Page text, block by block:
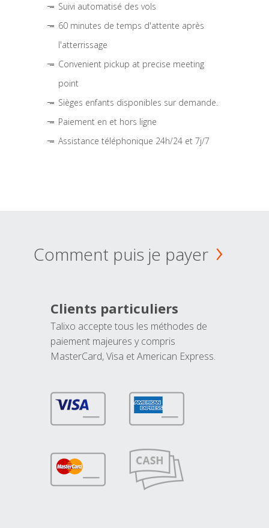
Suivi automatisé des vols
60 minutes de temps d'attente après
l'atterrissage
Convenient pickup at precise meeting
point
Sièges enfants disponibles sur demande.
Paiement en et hors ligne
Assistance téléphonique 24h/24 et 7j/7
Comment puis je payer
Clients particuliers
Talixo accepte tous les méthodes de
paiement majeures y compris
MasterCard, Visa et American Express.